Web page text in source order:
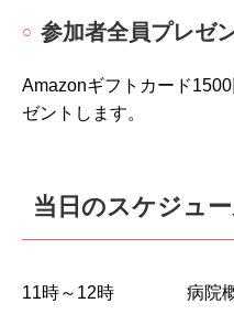
参加者全員プレゼ
Amazonギフトカード
ゼントします。
当日のスケジュ
11時～12時 病院